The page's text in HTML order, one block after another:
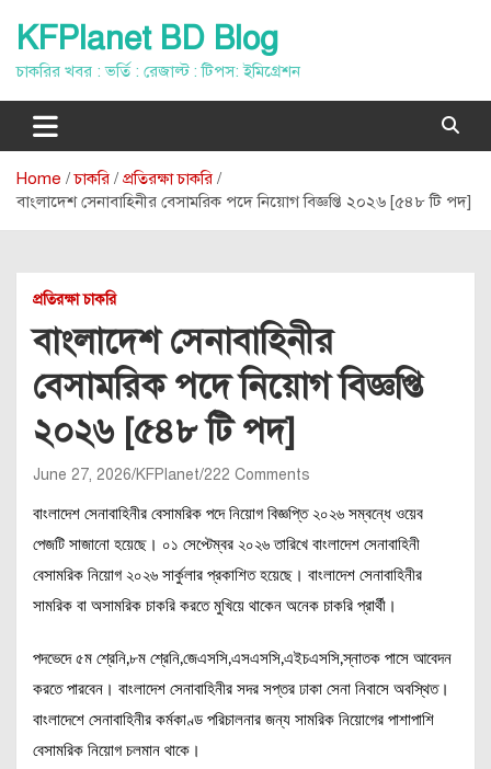
content
KFPlanet BD Blog
চাকরির খবর : ভর্তি : রেজাল্ট : টিপস: ইমিগ্রেশন
Home চাকরি
প্রতিরক্ষা চাকরি
বাংলাদেশ সেনাবাহিনীর বেসামরিক পদে নিয়োগ বিজ্ঞপ্তি ২০২৬ [৫৪৮ টি পদ]
প্রতিরক্ষা চাকরি
বাংলাদেশ সেনাবাহিনীর
বেসামরিক পদে নিয়োগ বিজ্ঞপ্তি
২০২৬ [৫৪৮ টি পদ]
June 27, 2026 KFPlanet 222 Comments
বাংলাদেশ সেনাবাহিনীর বেসামরিক পদে নিয়োগ বিজ্ঞপ্তি ২০২৬ সম্বন্ধে ওয়েব
পেজটি সাজানো হয়েছে। ০১ সেপ্টেম্বর ২০২৬ তারিখে বাংলাদেশ সেনাবাহিনী
বেসামরিক নিয়োগ ২০২৬ সার্কুলার প্রকাশিত হয়েছে। বাংলাদেশ সেনাবাহিনীর
সামরিক বা অসামরিক চাকরি করতে মুখিয়ে থাকেন অনেক চাকরি প্রার্থী।
পদভেদে ৫ম শ্রেনি,৮ম শ্রেনি,জেএসসি,এসএসসি,এইচএসসি,স্নাতক পাসে আবেদন
করতে পারবেন। বাংলাদেশ সেনাবাহিনীর সদর সপ্তর ঢাকা সেনা নিবাসে অবস্থিত।
বাংলাদেশে সেনাবাহিনীর কর্মকাণ্ড পরিচালনার জন্য সামরিক নিয়োগের পাশাপাশি
বেসামরিক নিয়োগ চলমান থাকে।